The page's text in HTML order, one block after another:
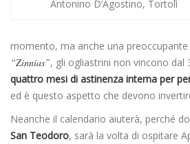
Antonino D’Agostino, Tortolì
momento, ma anche una
“Zinnias”, gli ogliastrini non vincono dal
quattro mesi di astinenza interna per
ed è questo aspetto che devono
Neanche il calendario aiuterà, perché
San Teodoro, sarà la volta di ospitare